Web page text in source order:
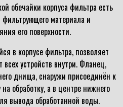
обечайки корпуса фильтра есть
материала и
его поверхности.
в корпусе фильтра, позволяет
устройств внутри. Фланец,
днища, снаружи присоединён к
обработку, а в центре нижнего
вывода обработанной воды.